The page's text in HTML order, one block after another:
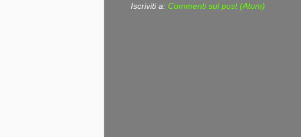
Iscriviti a: Commenti sul post (Atom)